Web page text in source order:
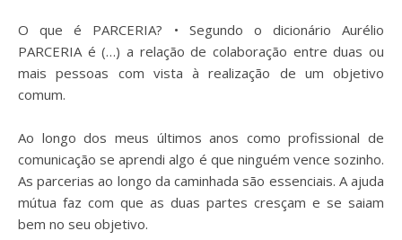
O que é PARCERIA? • Segundo o dicionário Aurélio
PARCERIA é (…) a relação de colaboração entre duas ou
mais pessoas com vista à realização de um objetivo
comum.
Ao longo dos meus últimos anos como profissional de
comunicação se aprendi algo é que ninguém vence sozinho.
As parcerias ao longo da caminhada são essenciais. A ajuda
mútua faz com que as duas partes cresçam e se saiam
bem no seu objetivo.